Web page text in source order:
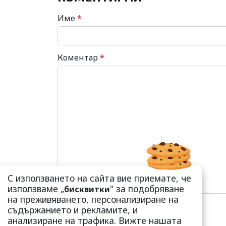
Име*
Коментар*
С използването на сайта вие приемате, че
използваме „бисквитки" за подобряване
на преживяването, персонализиране на
съдържанието и рекламите, и
анализиране на трафика. Вижте нашата